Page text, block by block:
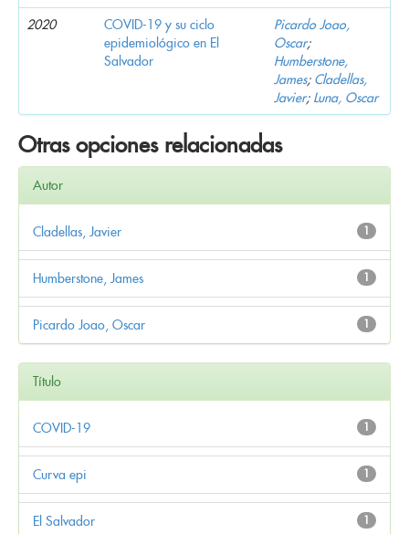
2020
COVID-19 y su ciclo
epidemiológico en El
Salvador
Picardo Joao,
Oscar;
Humberstone,
James; Cladellas,
Javier; Luna, Oscar
Otras opciones relacionadas
Autor
1
Cladellas, Javier
1
Humberstone, James
1
Picardo Joao, Oscar
Título
1
COVID-19
1
Curva epi
1
El Salvador